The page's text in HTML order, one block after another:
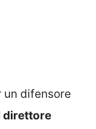
un difensore
direttore